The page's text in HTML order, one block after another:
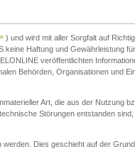
) und wird mit aller Sorgfalt auf
Haftung und Gewährleistung
veröffentlichten
Behörden, Organisationen und
Art, die aus der Nutzung
Störungen entstanden sind,
Dies geschieht auf der